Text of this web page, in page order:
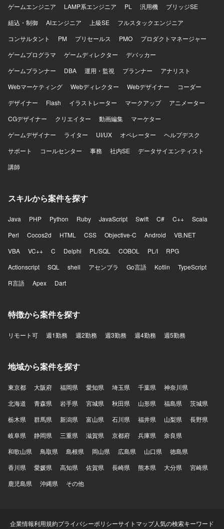
ゲームエンジニア
LAMP系エンジニア PL 汎用機
ブリッジSE
組込・制御
AIエンジニア 上級SE
フルスタックエンジニア
コンサルタント
PM プリセールス PMO
プロダクトマネージャー
ゲームプログラマ
ゲームディレクター
デバッカー
ゲームプランナー
DBA 運用・監視 プランナー
アナリスト
Webマーケティング
Webディレクター Webデザイナー
コーダー
デザイナー
Flash イラストレーター マークアップ
アニメーター
CGデザイナー
クリエイター 動画編集
マーケター
ゲームデザイナー
ライター UI/UX オペレーター
ヘルプデスク
サポート
コールセンター 事務 社内SE
データサイエンティスト
講師
スキルから案件を探す
Java PHP Python Ruby JavaScript Swift C# C++
Scala
Perl
Cocos2d HTML CSS Objective-C Android
VB.NET
VBA
VC++ C Delphi PL/SQL COBOL PL/I
RPG
Actionscript
SQL shell アセンブラ Go言語 Kotlin
TypeScript
R言語
Apex Dart
特徴から案件を探す
リモート可 週1勤務 週2勤務 週3勤務 週4勤務 週5勤務
地域から案件を探す
東京都 大阪府 福岡県 愛知県 埼玉県 千葉県
神奈川県
北海道
青森県 岩手県 宮城県 秋田県 山形県 福島県
茨城県
栃木県
群馬県 新潟県 富山県 石川県 福井県 山梨県
長野県
岐阜県
静岡県 三重県 滋賀県 京都府 兵庫県
奈良県
和歌山県
鳥取県 島根県 岡山県 広島県 山口県
徳島県
香川県
愛媛県 高知県 佐賀県 長崎県 熊本県 大分県
宮崎県
鹿児島県
沖縄県 その他
企業情報利用規約プライバシーポリシーサイトマップ人気の検索キーワード